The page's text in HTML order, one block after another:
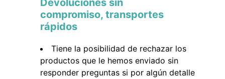
Devoluciones sin
compromiso, transportes
rápidos
Tiene la posibilidad de rechazar los
productos que le hemos enviado sin
responder preguntas si por algún detalle